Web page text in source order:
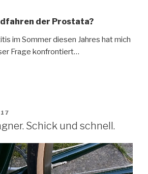
der Prostata?
im Sommer diesen Jahres hat mich
Frage konfrontiert…
Schick und schnell.